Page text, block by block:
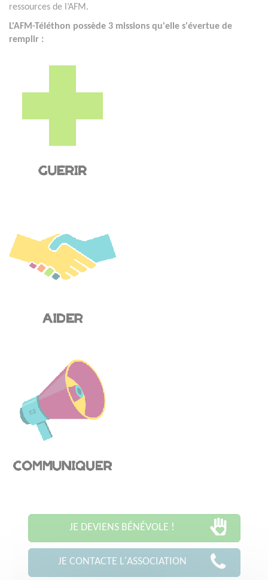
ressources de l’AFM.
L'AFM-Téléthon possède 3 missions qu'elle s'évertue de
remplir :
JE DEVIENS BÉNÉVOLE !
JE CONTACTE L'ASSOCIATION